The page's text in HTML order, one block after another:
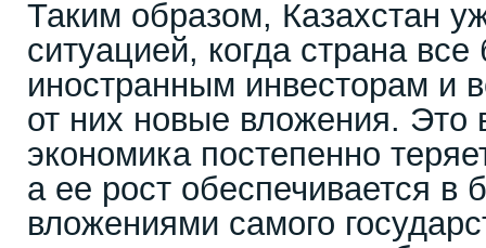
Таким образом, Казахстан
ситуацией, когда страна
иностранным инвесторам и
от них новые вложения. Это
экономика постепенно
а ее рост обеспечивается в
вложениями самого